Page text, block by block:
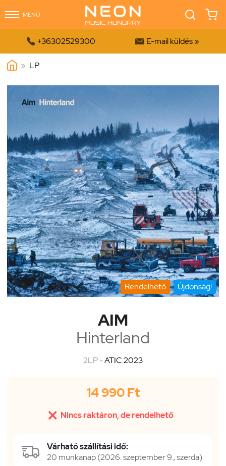
MENÜ
 +36302529300  E-mail küldés »
» LP
Rendelhető Újdonság!
AIM
Hinterland
2LP -ATIC 2023
14 990 Ft
 Nincs raktáron, de rendelhető
Várható szállítási idő:
20 munkanap (2026. szeptember 9., szerda)